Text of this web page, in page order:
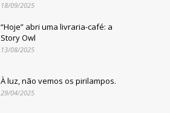
18/09/2025
“Hoje” abri uma livraria-café: a
Story Owl
13/08/2025
À luz, não vemos os pirilampos.
29/04/2025